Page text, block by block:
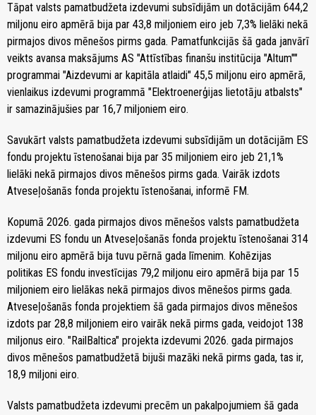
Tāpat valsts pamatbudžeta izdevumi subsīdijām un dotācijām 644,2
miljonu eiro apmērā bija par 43,8 miljoniem eiro jeb 7,3% lielāki nekā
pirmajos divos mēnešos pirms gada. Pamatfunkcijās šā gada janvārī
veikts avansa maksājums AS "Attīstības finanšu institūcija "Altum""
programmai "Aizdevumi ar kapitāla atlaidi" 45,5 miljonu eiro apmērā,
vienlaikus izdevumi programmā "Elektroenerģijas lietotāju atbalsts"
ir samazinājušies par 16,7 miljoniem eiro.
Savukārt valsts pamatbudžeta izdevumi subsīdijām un dotācijām ES
fondu projektu īstenošanai bija par 35 miljoniem eiro jeb 21,1%
lielāki nekā pirmajos divos mēnešos pirms gada. Vairāk izdots
Atveseļošanās fonda projektu īstenošanai, informē FM.
Kopumā 2026. gada pirmajos divos mēnešos valsts pamatbudžeta
izdevumi ES fondu un Atveseļošanās fonda projektu īstenošanai 314
miljonu eiro apmērā bija tuvu pērnā gada līmenim. Kohēzijas
politikas ES fondu investīcijas 79,2 miljonu eiro apmērā bija par 15
miljoniem eiro lielākas nekā pirmajos divos mēnešos pirms gada.
Atveseļošanās fonda projektiem šā gada pirmajos divos mēnešos
izdots par 28,8 miljoniem eiro vairāk nekā pirms gada, veidojot 138
miljonus eiro. "RailBaltica" projekta izdevumi 2026. gada pirmajos
divos mēnešos pamatbudžetā bijuši mazāki nekā pirms gada, tas ir,
18,9 miljoni eiro.
Valsts pamatbudžeta izdevumi precēm un pakalpojumiem šā gada